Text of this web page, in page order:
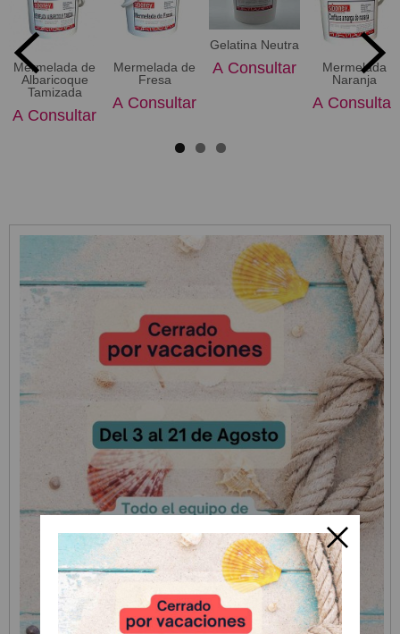
Mermelada de
Albaricoque
Tamizada
A Consultar
Mermelada de
Fresa
A Consultar
Gelatina Neutra
A Consultar
Mermelada
Naranja
A Consultar